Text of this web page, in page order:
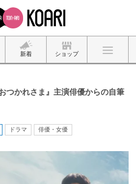
新着 ショップ
つかれさま』主演俳優からの自筆
ドラマ 俳優・女優